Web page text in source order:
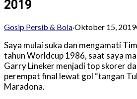
2019
Gosip Persib & Bola·Oktober 15, 2019
Saya mulai suka dan mengamati
tahun Worldcup 1986, saat saya
Garry Lineker menjadi top skorer
perempat final lewat gol “tangan
Maradona.